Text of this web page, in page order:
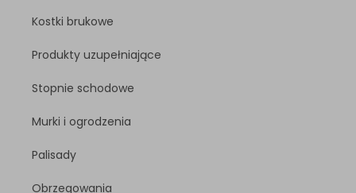
Kostki brukowe
Produkty uzupełniające
Stopnie schodowe
Murki i ogrodzenia
Palisady
Obrzegowania